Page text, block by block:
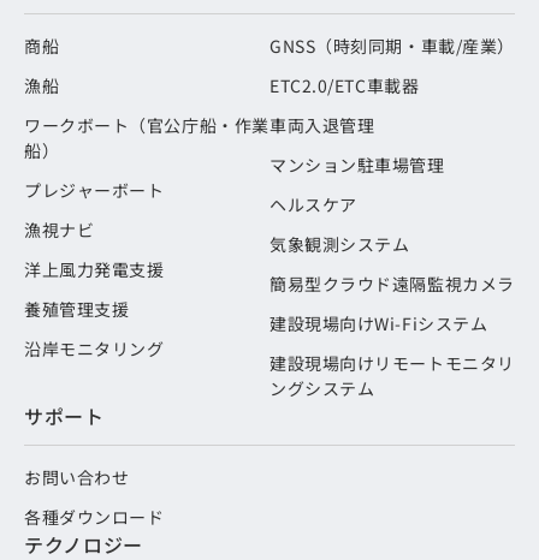
商船
漁船
ワークボート（官公庁船・作業
船）
プレジャーボート
漁視ナビ
洋上風力発電支援
養殖管理支援
沿岸モニタリング
GNSS（時刻同期・車載/産業）
ETC2.0/ETC車載器
車両入退管理
マンション駐車場管理
ヘルスケア
気象観測システム
簡易型クラウド遠隔監視カメラ
建設現場向けWi-Fiシステム
建設現場向けリモートモニタリ
ングシステム
サポート
お問い合わせ
各種ダウンロード
テクノロジー